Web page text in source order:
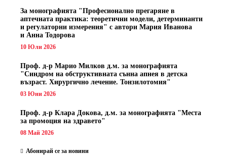
За монографията "Професионално прегаряне в
аптечната практика: теоретични модели, детерминанти
и регулаторни измерения" с автори Мария Иванова
и Анна Тодорова
10 Юли 2026
Проф. д-р Марио Милков д.м. за монографията
"Синдром на обструктивната сънна апнея в детска
възраст. Хирургично лечение. Тонзилотомия"
03 Юни 2026
Проф. д-р Клара Докова, д.м. за монографията "Места
за промоция на здравето"
08 Май 2026
Абонирай се за новини